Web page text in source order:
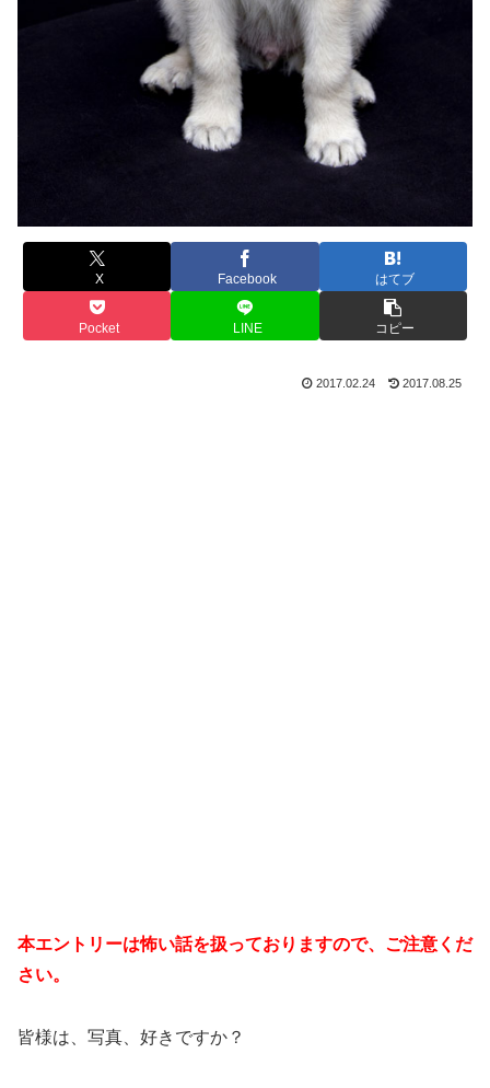
X Facebook はてブ
Pocket LINE コピー
2017.02.24 2017.08.25
本エントリーは怖い話を扱っておりますので、ご注意くだ
さい。
皆様は、写真、好きですか？